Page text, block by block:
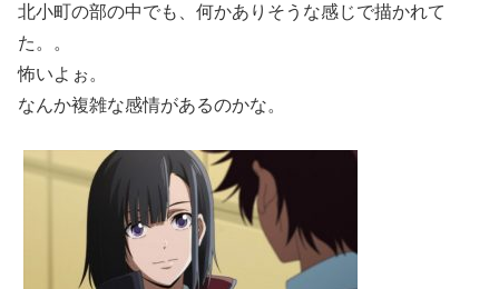
北小町の部の中でも、何かありそうな感じで描かれて
た。。
怖いよぉ。
なんか複雑な感情があるのかな。